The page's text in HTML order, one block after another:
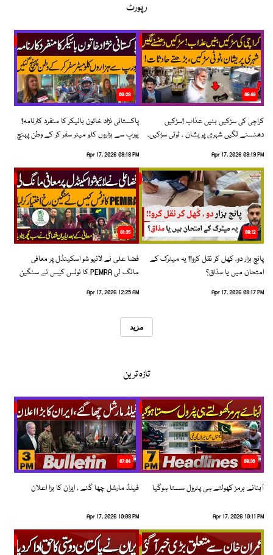
رپورٹ
08:48
کراچی کی سڑکیں بنیں عذاب !سڑکیں
دھنسنے لگیں شہری پریشان ، ٹوٹی سڑکیں،
Apr 17, 2026 08:19 PM
06:28
پاکستانی نژاد خاتون بائیکر کا منفرد کارنامہ!
یورپ سے ہزاروں کلو میٹر سفر کر کے وطن پہنچ
Apr 17, 2026 08:18 PM
09:12
پانچ ہزار دو، کھل کر نقل کرو!! یہ میٹرک کے
امتحان میں یا مذاق؟
Apr 17, 2026 08:17 PM
01:35
فضا علی نے لائیو شو اسکینڈل پر معافی
مانگ لی PEMRA کا نوٹس کیس نے سنگین
Apr 17, 2026 12:25 AM
مزید
تازہ ترین
08:36
آبنائے ہرمز کھولتے ہی پٹرول سستا ہوگیا
Apr 17, 2026 10:11 PM
07:04
فیلڈ مارشل چھا گئے ، ایران کا بڑا اعلان
Apr 17, 2026 10:08 PM